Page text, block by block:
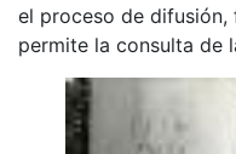
el proceso de
permite la consulta de